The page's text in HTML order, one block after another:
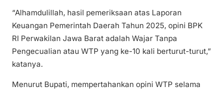
“Alhamdulillah, hasil pemeriksaan atas Laporan
Keuangan Pemerintah Daerah Tahun 2025, opini BPK
RI Perwakilan Jawa Barat adalah Wajar Tanpa
Pengecualian atau WTP yang ke-10 kali berturut-turut,”
katanya.
Menurut Bupati, mempertahankan opini WTP selama